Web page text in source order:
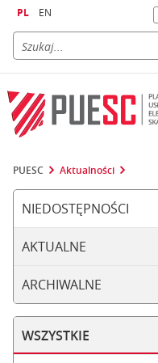
PL EN
PUESC Aktualności
NIEDOSTĘPNOŚCI
AKTUALNE
ARCHIWALNE
WSZYSTKIE